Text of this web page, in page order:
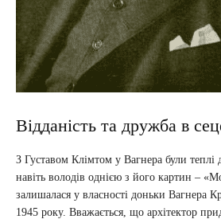
Відданість та дружба в
З Густавом Клімтом у Вагнера були теплі
навіть володів однією з його картин –
залишалася у власності доньки Вагнера
1945 року. Вважається, що архітектор